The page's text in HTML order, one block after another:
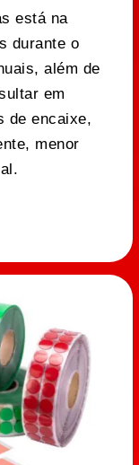
está na
durante o
além de
em
de encaixe,
menor